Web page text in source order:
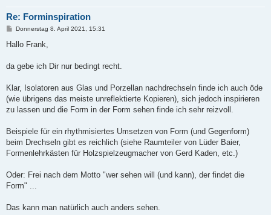
Re: Forminspiration
B
i
a
Donnerstag 8. April 2021, 15:31
Hallo Frank,
da gebe ich Dir nur bedingt recht.
Klar, Isolatoren aus Glas und Porzellan nachdrechseln finde ich auch öde
(wie übrigens das meiste unreflektierte Kopieren), sich jedoch inspirieren
zu lassen und die Form in der Form sehen finde ich sehr reizvoll.
Beispiele für ein rhythmisiertes Umsetzen von Form (und Gegenform)
beim Drechseln gibt es reichlich (siehe Raumteiler von Lüder Baier,
Formenlehrkästen für Holzspielzeugmacher von Gerd Kaden, etc.)
Oder: Frei nach dem Motto "wer sehen will (und kann), der findet die
Form" ...
Das kann man natürlich auch anders sehen.